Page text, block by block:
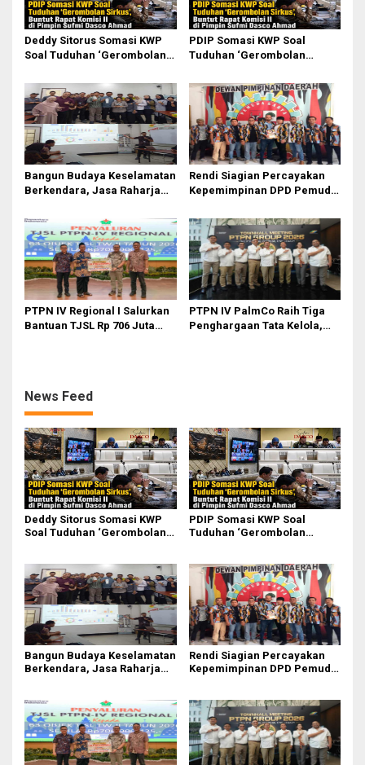
Deddy Sitorus Somasi KWP
Soal Tuduhan ‘Gerombolan
II Dipimpin Sufmi Dasco
Ahmad
PDIP Somasi KWP Soal
Tuduhan ‘Gerombolan
II Dipimpin Sufmi Dasco
Ahmad
Bangun Budaya Keselamatan
Berkendara, Jasa Raharja
Pasifik Medan Industri
Rendi Siagian Percayakan
Kepemimpinan DPD Pemuda
kepada Josef Sembiring
PTPN IV Regional I Salurkan
Bantuan TJSL Rp 706 Juta
PTPN IV PalmCo Raih Tiga
Penghargaan Tata Kelola,
News Feed
Deddy Sitorus Somasi KWP
Soal Tuduhan ‘Gerombolan
Ahmad
PDIP Somasi KWP Soal
Tuduhan ‘Gerombolan
Ahmad
Bangun Budaya Keselamatan
Berkendara, Jasa Raharja
Rendi Siagian Percayakan
Kepemimpinan DPD Pemuda